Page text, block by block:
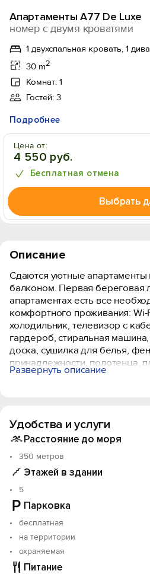
Апартаменты А77 De Luxe
номер с двумя кроватями
1 двухспальная кровать, 1
30 m2
Комнат: 1
Гостей: 3
Подробнее
Цена от:
4 550 руб.
Бесплатная отмена
Выбрать
Описание
Сдаются уютные апартаменты
балконом. Первая береговая
апартаментах есть все
комфортного проживания:
холодильник, телевизор с
гардероб, стиральная машина,
доска, сушилка для белья,
принадлежности, полотенца,
принадлежности (полотенца,
море. На балконе
и кресла). Кухня оснащена
эл.чайник), кухонными
столовыми приборами.
душевой кабиной, бойлер
круглосуточную подачу
предоставлены средства
комплекса расположены
продуктовый магазин,
бесплатная на территории
размещение с животными не
Развернуть описание
Удобства и услуги
Расстояние до моря
350 метров
Этажей в здании
5
Парковка
бесплатная
на территории
охраняемая
Питание